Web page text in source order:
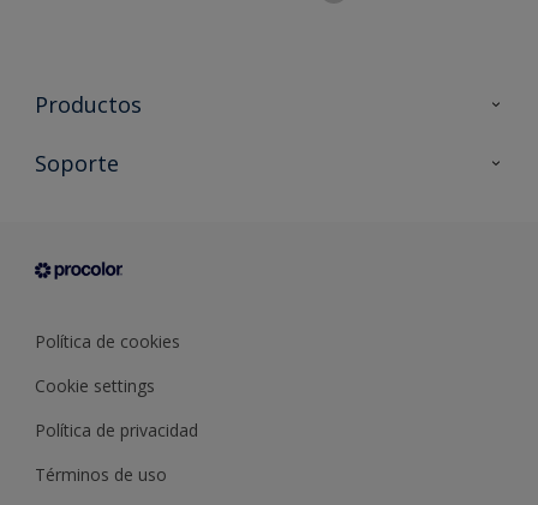
Productos
Todos los productos
Condiciones generales de venta
Soporte
Sobre Procolor
Política de cookies
Cookie settings
Política de privacidad
Términos de uso